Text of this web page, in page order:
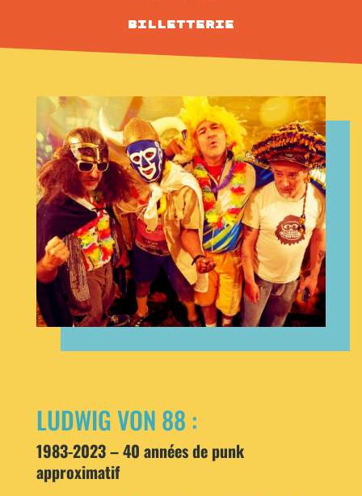
Billetterie
LUDWIG VON 88 :
1983-2023 – 40 années de punk
approximatif